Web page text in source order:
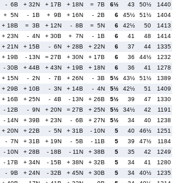
- 6B + 32N + 17B + 18N = 7B 6½ 43 50½
1440
+ 5N - 1B + 9B + 16N - 2B 6 45½ 51½
1404
+ 18B = 3B + 12N - 8B = 5N 6 42½ 50
1413
+ 23N - 4N + 30B + 7N - 1B 6 41 48
1414
+ 21N + 15B - 6N + 28B + 22N 6 37 44
1335
+ 19B - 13N = 27B + 30N + 17B 6 36 44½
1232
- 30B + 44B + 43N + 19B + 18N 6 36 41
1278
+ 15N - 2N - 7B + 26N - 3B 5½ 43½ 51½
1389
+ 29B + 10B - 3N + 14B - 4N 5½ 42½ 51
1409
+ 16B + 25N - 4B - 13N + 26B 5½ 39 47
1330
- 12B - 9N + 20N = 27B + 25N 5½ 34½ 42
1191
- 14N + 39B + 23N - 6B + 27N 5½ 34 40
1238
+ 20N + 22B - 5N + 31B - 10N 5 40 46½
1251
- 7N + 31B + 19N - 5B - 11B 5 39 47½
1184
- 10N + 28B - 18B - 11N + 38B 5 35 42
1249
- 17B + 34N - 15B + 38N + 32B 5 34 41
1280
- 9B + 24N - 32B + 45N + 30B 5 34 40½
1235